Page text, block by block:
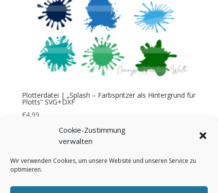
Cookie-Zustimmung
verwalten
Wir verwenden Cookies, um unsere Website und unseren Service zu
optimieren.
Plotterdatei | „Splash – Farbspritzer als Hintergrund für
Plotts“ SVG+DXF
€4,99
Bezahlung & Versand
AGB
Impressum Über mich Kontakt